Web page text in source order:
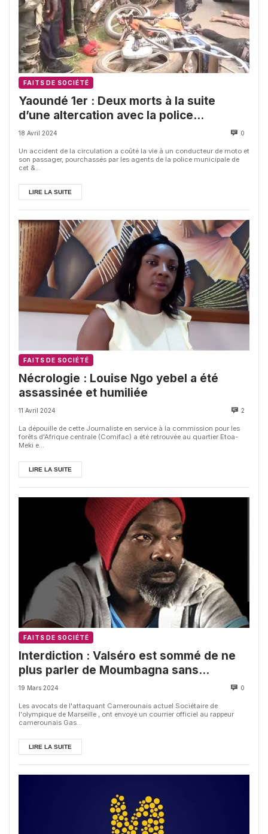
FAITS DE SOCIÉTÉ
Yaoundé 1er : Deux morts à la suite
d’une altercation avec la police
municipale
18 Avril 2024 0
Un accident de la circulation a coûté la vie à un conducteur de moto et
son passager, pourchassés par les agents de la police municipale de
cet &...
LIRE LA SUITE
FAITS DE SOCIÉTÉ
Nécrologie : Louise Ngo yebel a été
assassinée et humiliée
11 Avril 2024 2
La dépouille de cette Journaliste en service à la commission pour les
forêts d'Afrique centrale (Comifac) a été retrouvée au quartier Etoa-
Meki e...
LIRE LA SUITE
FAITS DE SOCIÉTÉ
Interdiction : Valséro est sommé de ne
plus parler de Moumbagna sans
autorisation
19 Mars 2024 0
Les avocats de l'attaquant Camerounais actuel Sociétaire de
l'olympique de Marseille , ont envoyé un courrier officiel au rappeur
camerounais Gas...
LIRE LA SUITE